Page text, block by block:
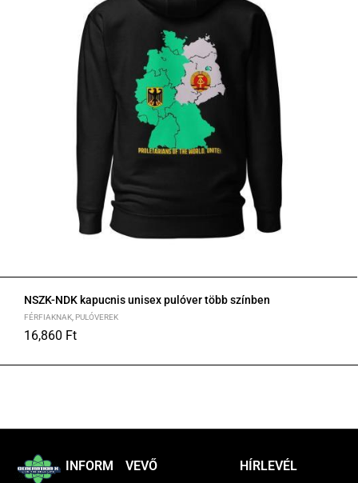
NSZK-NDK kapucnis unisex pulóver több színben
FÉRFIAKNAK PULÓVEREK
16,860 Ft
INFORM
VEVŐ HÍRLEVÉL